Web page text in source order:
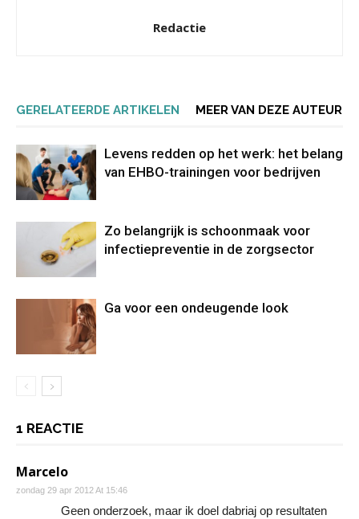
Redactie
GERELATEERDE ARTIKELEN MEER VAN DEZE AUTEUR
Levens redden op het werk: het belang
van EHBO-trainingen voor bedrijven
Zo belangrijk is schoonmaak voor
infectiepreventie in de zorgsector
Ga voor een ondeugende look
1 REACTIE
Marcelo
zondag 29 apr 2012 At 15:46
Geen onderzoek, maar ik doel dabriaj op resultaten